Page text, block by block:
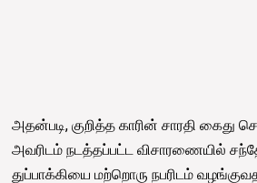
அதன்படி, குறித்த காரின் சாரதி கைது
அவரிடம் நடத்தப்பட்ட விசாரணையில்
துப்பாக்கியை மற்றொரு நபரிடம்